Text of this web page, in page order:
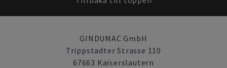
GINDUMAC GmbH
Trippstadter Strasse 110
67663 Kaiserslautern